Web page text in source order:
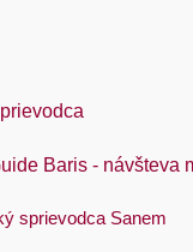
Baris - návšteva
sprievodca Sanem